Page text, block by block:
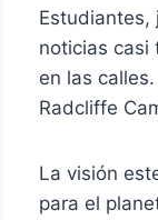
Estudiantes,
noticias casi
en las
Radcliffe
La visión
para el